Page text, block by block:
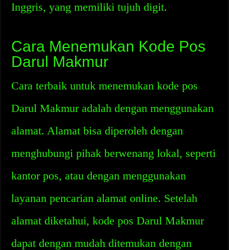
Inggris, yang memiliki tujuh digit.
Cara Menemukan Kode Pos
Darul Makmur
Cara terbaik untuk menemukan kode pos
Darul Makmur adalah dengan menggunakan
alamat. Alamat bisa diperoleh dengan
menghubungi pihak berwenang lokal, seperti
kantor pos, atau dengan menggunakan
layanan pencarian alamat online. Setelah
alamat diketahui, kode pos Darul Makmur
dapat dengan mudah ditemukan dengan